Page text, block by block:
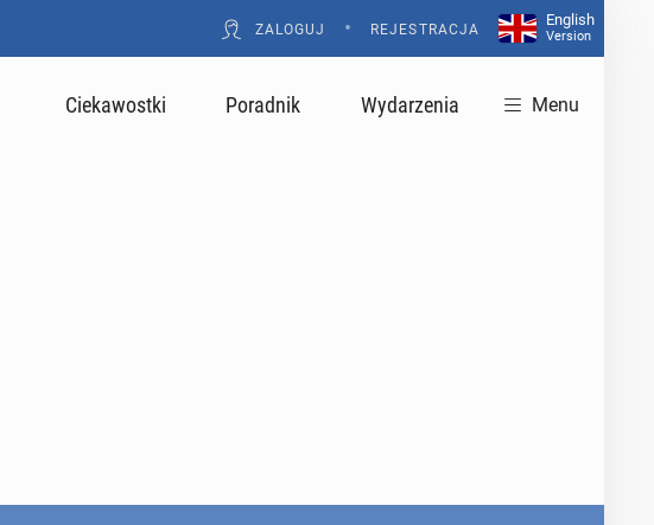
ZALOGUJ • REJESTRACJA
English
Version
Ciekawostki Poradnik Wydarzenia Menu